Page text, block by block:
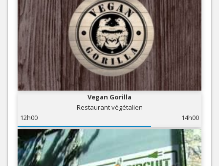
Vegan Gorilla
Restaurant végétalien
12h00
14h00